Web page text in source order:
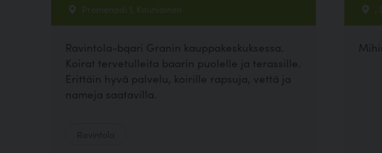
Promenadi 1, Kauniainen
Ravintola-bqari Granin kauppakeskuksessa.
Koirat tervetulleita baarin puolelle ja terassille.
Erittäin hyvä palvelu, koirille rapsuja, vettä ja
nameja saatavilla.